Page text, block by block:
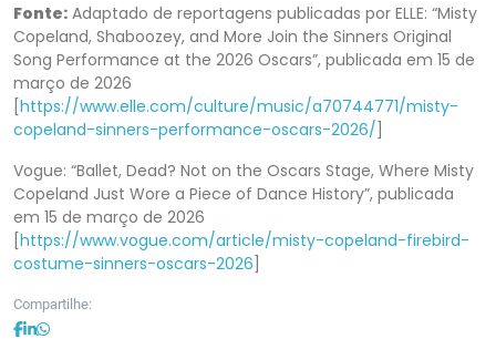
Fonte: Adaptado de reportagens publicadas por ELLE: “Misty
Copeland, Shaboozey, and More Join the Sinners Original
Song Performance at the 2026 Oscars”, publicada em 15 de
março de 2026
[https://www.elle.com/culture/music/a70744771/misty-
copeland-sinners-performance-oscars-2026/]
Vogue: “Ballet, Dead? Not on the Oscars Stage, Where Misty
Copeland Just Wore a Piece of Dance History”, publicada
em 15 de março de 2026
[https://www.vogue.com/article/misty-copeland-firebird-
costume-sinners-oscars-2026]
Compartilhe: